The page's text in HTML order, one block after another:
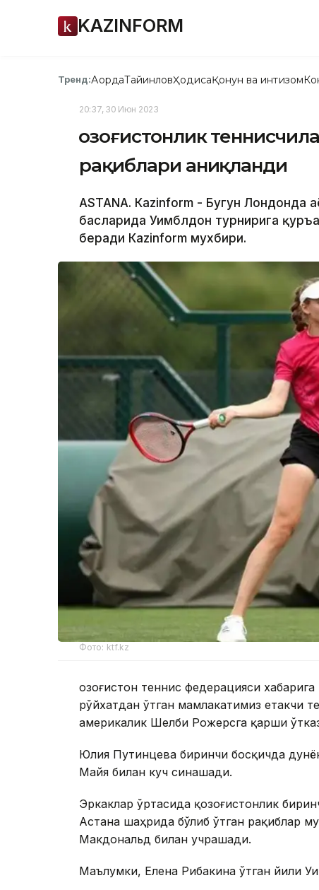
KAZINFORM
Тренд:АқордаТайинловҲодисаҚонун ва интизом
20:37, 30 Июн 2023
Қозоғистонлик
рақиблари аниқланди
ASTANА. Кazinform - Бугун Лондонда
баҳсларида Уимблдон турнирига
беради Каzinform мухбири.
Фото: ktf.kz
Қозоғистон теннис федерацияси
рўйхатдан ўтган мамлакатимиз етакчи
америкалик Шелби Рожерсга қарши
Юлия Путинцева биринчи босқичда
Майя билан куч синашади.
Эркаклар ўртасида қозоғистонлик
Астана шаҳрида бўлиб ўтган рақиблар
Макдональд билан учрашади.
Маълумки, Елена Рибакина ўтган йили